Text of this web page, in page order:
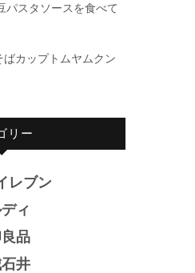
パスタソースを食べて
カップトムヤムクン
リー
レブン
ィ
品
井